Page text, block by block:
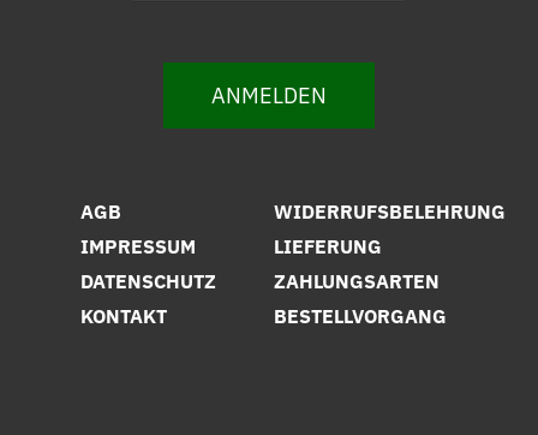
ANMELDEN
AGB
IMPRESSUM
DATENSCHUTZ
KONTAKT
WIDERRUFSBELEHRUNG
LIEFERUNG
ZAHLUNGSARTEN
BESTELLVORGANG